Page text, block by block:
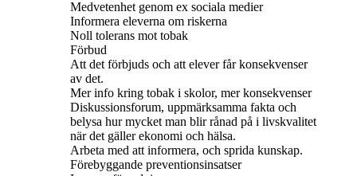
Medvetenhet genom ex sociala medier
Informera eleverna om riskerna
Noll tolerans mot tobak
Förbud
Att det förbjuds och att elever får konsekvenser
av det.
Mer info kring tobak i skolor, mer konsekvenser
Diskussionsforum, uppmärksamma fakta och
belysa hur mycket man blir rånad på i livskvalitet
när det gäller ekonomi och hälsa.
Arbeta med att informera, och sprida kunskap.
Förebyggande preventionsinsatser